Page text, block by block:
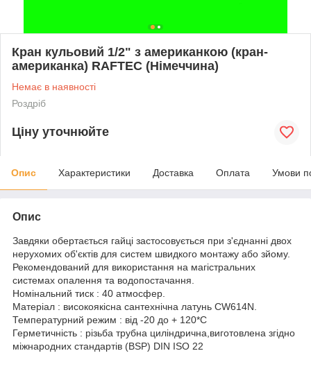
Кран кульовий 1/2" з американкою (кран-
американка) RAFTEC (Німеччина)
Немає в наявності
Роздріб
Ціну уточнюйте
Опис Характеристики Доставка Оплата Умови
Опис
Завдяки обертається гайці застосовується при з'єднанні двох
нерухомих об'єктів для систем швидкого монтажу або зйому.
Рекомендований для використання на магістральних
системах опалення та водопостачання.
Номінальний тиск : 40 атмосфер.
Матеріал : високоякісна сантехнічна латунь CW614N.
Температурний режим : від -20 до + 120*C
Герметичність : різьба трубна циліндрична,виготовлена згідно
міжнародних стандартів (ВЅР) DIN ISO 22